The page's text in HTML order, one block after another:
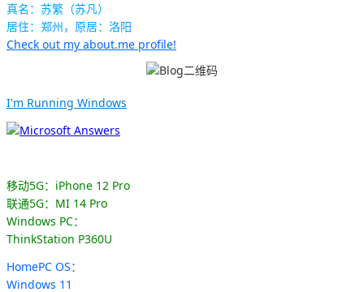
真名：苏繁（苏凡）
居住：郑州，原居：洛阳
Check out my about.me profile!
I'm Running Windows
移动5G：iPhone 12 Pro
联通5G：MI 14 Pro
Windows PC：
ThinkStation P360U
HomePC OS：
Windows 11